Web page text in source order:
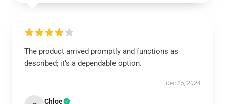
The product arrived promptly and functions as
described; it’s a dependable option.
Dec 25, 2024
Chloe